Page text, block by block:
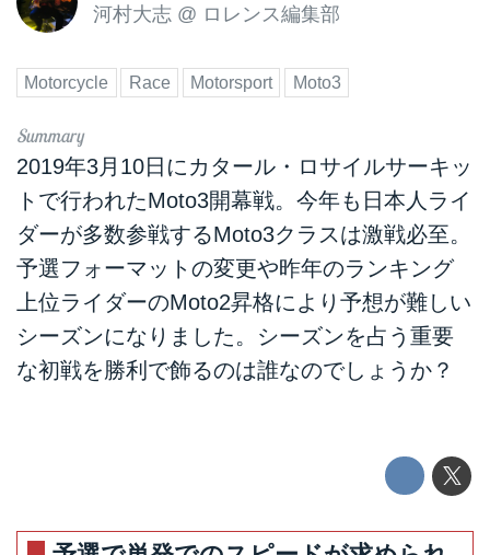
河村大志 @ ロレンス編集部
Motorcycle Race Motorsport Moto3
2019年3月10日にカタール・ロサイルサーキッ
トで行われたMoto3開幕戦。今年も日本人ライ
ダーが多数参戦するMoto3クラスは激戦必至。
予選フォーマットの変更や昨年のランキング
上位ライダーのMoto2昇格により予想が難しい
シーズンになりました。シーズンを占う重要
な初戦を勝利で飾るのは誰なのでしょうか？